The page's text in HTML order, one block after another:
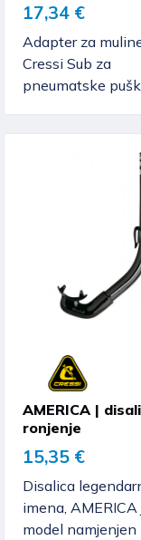
17,34 €
Adapter za
Cressi Sub za
pneumatske
AMERICA |
ronjenje
15,35 €
Disalica
imena, AMERICA
model namjenjen